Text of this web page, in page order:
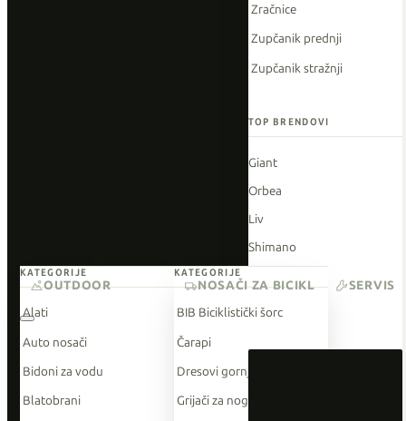
Zračnice
Zupčanik prednji
Zupčanik stražnji
TOP BRENDOVI
Giant
Orbea
Liv
Shimano
O'Neal
KATEGORIJE
Alati
Auto nosači
Bidoni za vodu
Blatobrani
KATEGORIJE
BIB Biciklistički šorc
Čarapi
Dresovi gornji dio
Grijači za noge
OUTDOOR NOSAČI ZA BICIKL SERVIS